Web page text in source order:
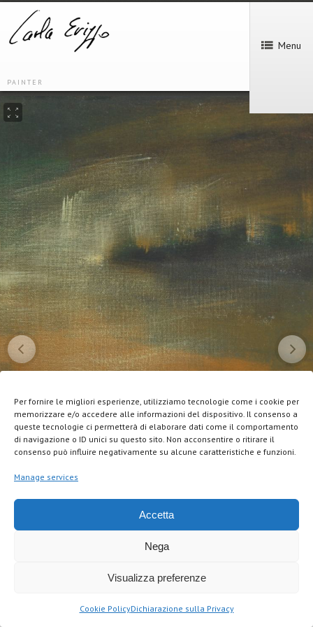
Per fornire le migliori esperienze, utilizziamo tecnologie come i cookie per
memorizzare e/o accedere alle informazioni del dispositivo. Il consenso a
queste tecnologie ci permetterà di elaborare dati come il comportamento
di navigazione o ID unici su questo sito. Non acconsentire o ritirare il
consenso può influire negativamente su alcune caratteristiche e funzioni.
Manage services
Accetta
Nega
Visualizza preferenze
Cookie PolicyDichiarazione sulla Privacy
PAINTER
Menu
LE MIE VENEZIE